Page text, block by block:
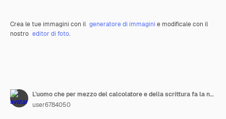
Crea le tue immagini con il generatore di immagini e modificale con il
nostro editor di foto.
L'uomo che per mezzo del calcolatore e della scrittura fa la nota con calcola
user6784050